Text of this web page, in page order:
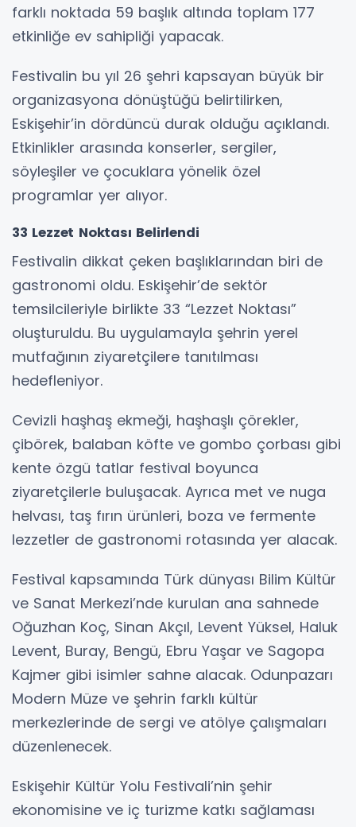
farklı noktada 59 başlık altında toplam 177
etkinliğe ev sahipliği yapacak.
Festivalin bu yıl 26 şehri kapsayan büyük bir
organizasyona dönüştüğü belirtilirken,
Eskişehir’in dördüncü durak olduğu açıklandı.
Etkinlikler arasında konserler, sergiler,
söyleşiler ve çocuklara yönelik özel
programlar yer alıyor.
33 Lezzet Noktası Belirlendi
Festivalin dikkat çeken başlıklarından biri de
gastronomi oldu. Eskişehir’de sektör
temsilcileriyle birlikte 33 “Lezzet Noktası”
oluşturuldu. Bu uygulamayla şehrin yerel
mutfağının ziyaretçilere tanıtılması
hedefleniyor.
Cevizli haşhaş ekmeği, haşhaşlı çörekler,
çibörek, balaban köfte ve gombo çorbası gibi
kente özgü tatlar festival boyunca
ziyaretçilerle buluşacak. Ayrıca met ve nuga
helvası, taş fırın ürünleri, boza ve fermente
lezzetler de gastronomi rotasında yer alacak.
Festival kapsamında Türk dünyası Bilim Kültür
ve Sanat Merkezi’nde kurulan ana sahnede
Oğuzhan Koç, Sinan Akçıl, Levent Yüksel, Haluk
Levent, Buray, Bengü, Ebru Yaşar ve Sagopa
Kajmer gibi isimler sahne alacak. Odunpazarı
Modern Müze ve şehrin farklı kültür
merkezlerinde de sergi ve atölye çalışmaları
düzenlenecek.
Eskişehir Kültür Yolu Festivali’nin şehir
ekonomisine ve iç turizme katkı sağlaması